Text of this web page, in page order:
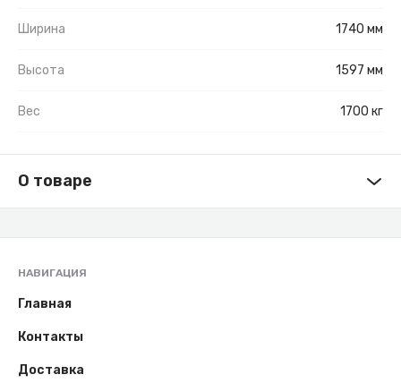
Ширина 1740 мм
Высота 1597 мм
Вес 1700 кг
О товаре
НАВИГАЦИЯ
Главная
Контакты
Доставка